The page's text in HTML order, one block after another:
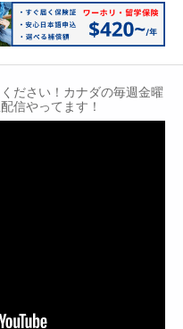
ださい！カナダの毎週金曜
信やってます！